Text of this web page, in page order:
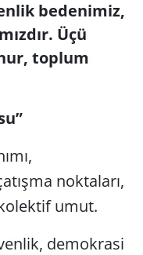
bedenimiz,
Üçü
toplum
noktaları,
umut.
demokrasi